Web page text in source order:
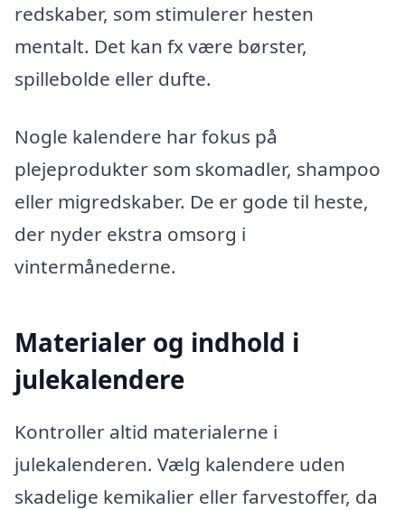
redskaber, som stimulerer hesten
mentalt. Det kan fx være børster,
spillebolde eller dufte.
Nogle kalendere har fokus på
plejeprodukter som skomadler, shampoo
eller migredskaber. De er gode til heste,
der nyder ekstra omsorg i
vintermånederne.
Materialer og indhold i
julekalendere
Kontroller altid materialerne i
julekalenderen. Vælg kalendere uden
skadelige kemikalier eller farvestoffer, da